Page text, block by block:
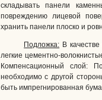
складывать панели
повреждению лицевой
хранить панели плоско и
Подложка: В
легкие цементно-
Компенсационный слой:
необходимо с другой
быть импрегнированная